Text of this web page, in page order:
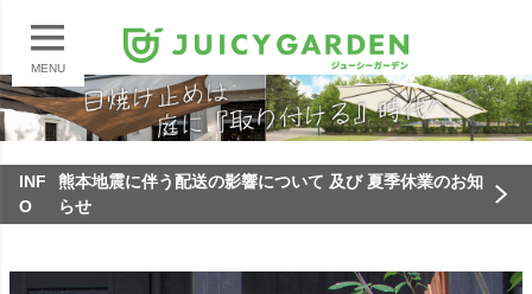
MENU
INF
O
熊本地震に伴う配送の影響について 及び 夏季休業のお知
らせ